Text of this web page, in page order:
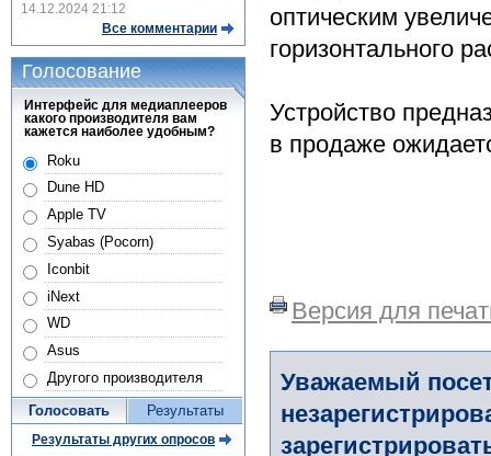
оптическим
горизонтального
Устройство
в продаже
Версия для
Уважаемый
14.12.2024 21:12
Все комментарии
Голосование
Интерфейс для медиаплееров
какого производителя вам
кажется наиболее удобным?
Roku
Dune HD
Apple TV
Syabas (Pocorn)
Iconbit
iNext
WD
Asus
Другого производителя
Голосовать Результаты
Результаты других опросов